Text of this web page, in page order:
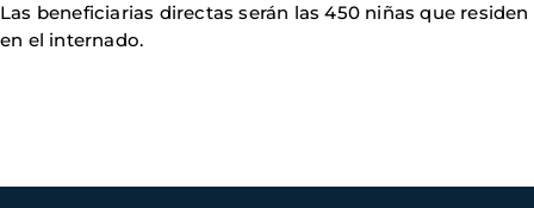
Las beneficiarias directas serán las 450 niñas que residen
en el internado.